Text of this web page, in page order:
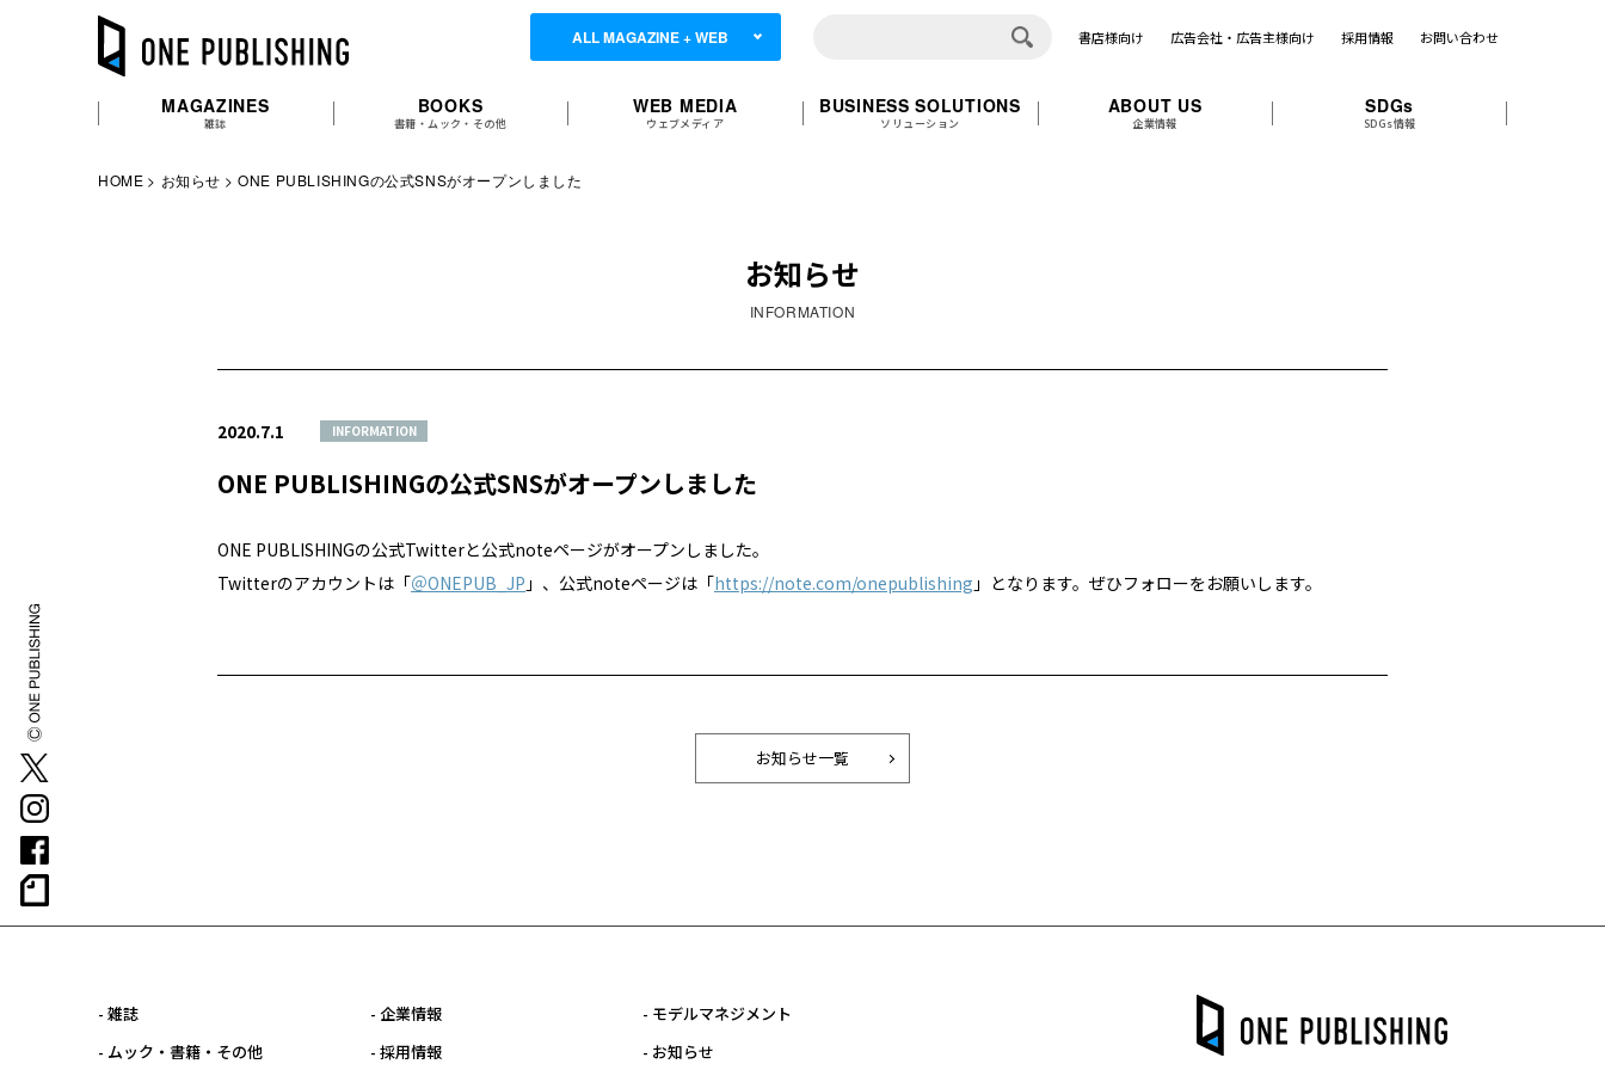
ALL MAGAZINE + WEB 書店様向け 広告会社・広告主様向け 採用情報 お問い合わせ
MAGAZINES
雑誌
BOOKS
書籍・ムック・その他
WEB MEDIA
ウェブメディア
BUSINESS SOLUTIONS
ソリューション
ABOUT US
企業情報
SDGs
SDGs情報
HOME お知らせ ONE PUBLISHINGの公式SNSがオープンしました
お知らせ
INFORMATION
2020.7.1 INFORMATION
ONE PUBLISHINGの公式SNSがオープンしました
ONE PUBLISHINGの公式Twitterと公式noteページがオープンしました。
Twitterのアカウントは「＠ONEPUB_JP 」、公式noteページは「https://note.com/onepublishing 」となります。ぜひフォローをお願いします。
お知らせ一覧
- 雑誌
- ムック・書籍・その他
- 企業情報
- 採用情報
- モデルマネジメント
- お知らせ